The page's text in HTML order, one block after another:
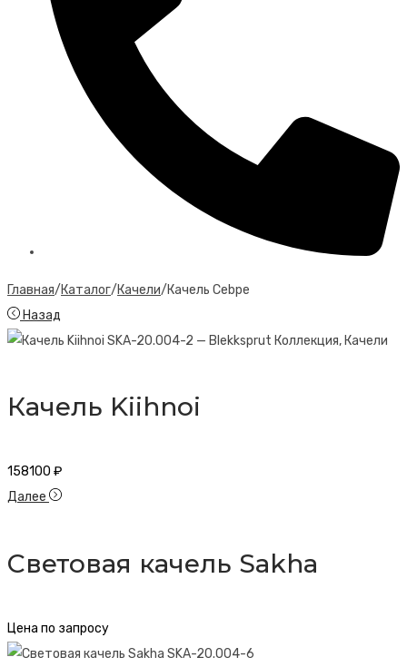
Главная/Каталог/Качели/Качель Cebpe
Назад
Качель Kiihnoi
158100 ₽
Далее
Световая качель Sakha
Цена по запросу